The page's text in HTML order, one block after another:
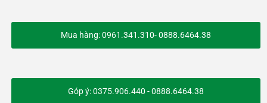
Mua hàng: 0961.341.310- 0888.6464.38
Góp ý: 0375.906.440 - 0888.6464.38